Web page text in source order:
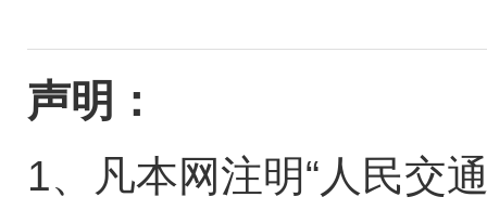
声明：
1、凡本网注明“人民交